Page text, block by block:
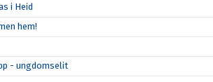
i Heid
hem!
- ungdomselit